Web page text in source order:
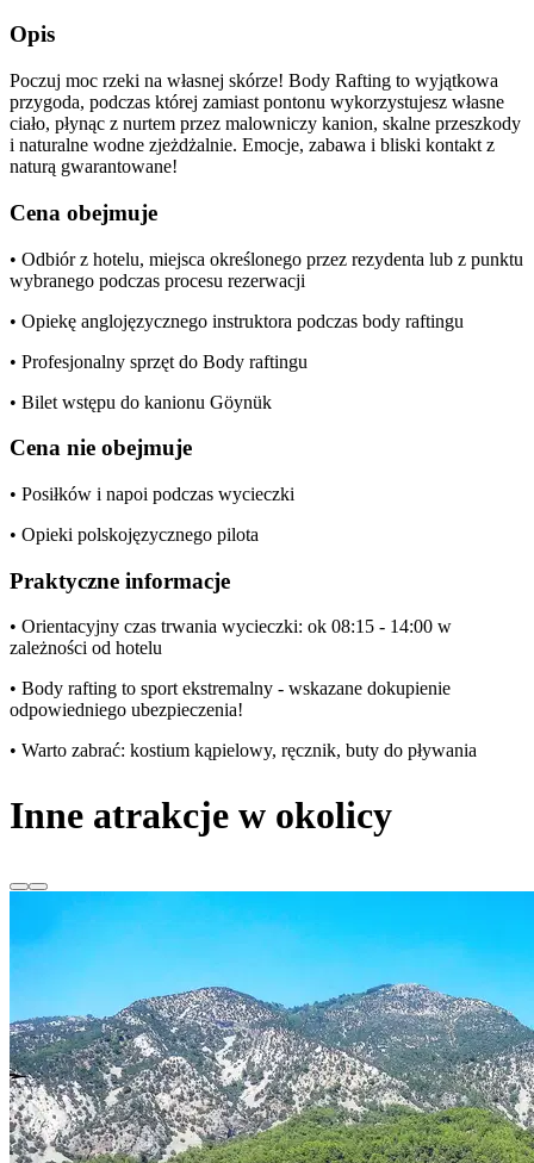
Opis
Poczuj moc rzeki na własnej skórze! Body Rafting to wyjątkowa
przygoda, podczas której zamiast pontonu wykorzystujesz własne
ciało, płynąc z nurtem przez malowniczy kanion, skalne przeszkody
i naturalne wodne zjeżdżalnie. Emocje, zabawa i bliski kontakt z
naturą gwarantowane!
Cena obejmuje
• Odbiór z hotelu, miejsca określonego przez rezydenta lub z punktu
wybranego podczas procesu rezerwacji
• Opiekę anglojęzycznego instruktora podczas body raftingu
• Profesjonalny sprzęt do Body raftingu
• Bilet wstępu do kanionu Göynük
Cena nie obejmuje
• Posiłków i napoi podczas wycieczki
• Opieki polskojęzycznego pilota
Praktyczne informacje
• Orientacyjny czas trwania wycieczki: ok 08:15 - 14:00 w
zależności od hotelu
• Body rafting to sport ekstremalny - wskazane dokupienie
odpowiedniego ubezpieczenia!
• Warto zabrać: kostium kąpielowy, ręcznik, buty do pływania
Inne atrakcje w okolicy